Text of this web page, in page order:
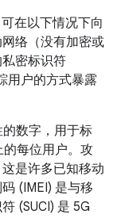
在以下情况下向
络（没有加密或
密标识符
用户的方式暴露
数字，用于标
的每位用户。攻
是许多已知移动
(IMEI) 是与移
(SUCI) 是 5G